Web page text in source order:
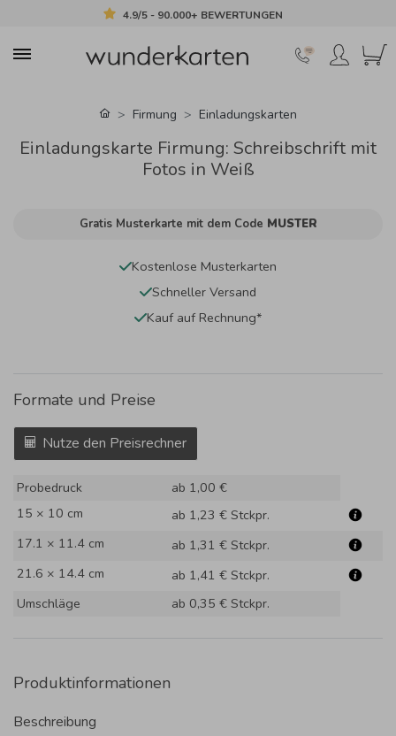
4.9/5 - 90.000+ BEWERTUNGEN
Firmung Einladungskarten
Einladungskarte Firmung: Schreibschrift mit
Fotos in Weiß
Gratis Musterkarte mit dem Code MUSTER
Kostenlose Musterkarten
Schneller Versand
Kauf auf Rechnung*
Formate und Preise
Nutze den Preisrechner
Probedruck
ab 1,00 €
15 × 10 cm
ab 1,23 € Stckpr.
17.1 × 11.4 cm
ab 1,31 € Stckpr.
21.6 × 14.4 cm
ab 1,41 € Stckpr.
Umschläge
ab 0,35 € Stckpr.
Produktinformationen
Beschreibung